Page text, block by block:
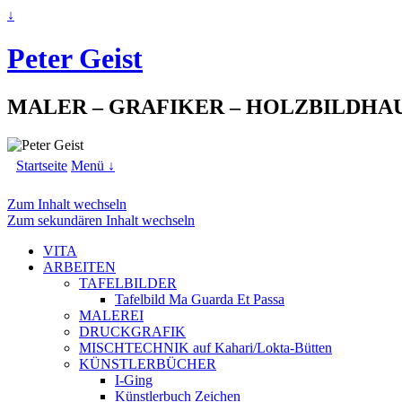
↓
Peter Geist
MALER – GRAFIKER –
Startseite Menü ↓
Zum Inhalt wechseln
Zum sekundären Inhalt wechseln
VITA
ARBEITEN
TAFELBILDER
Tafelbild Ma Guarda Et Passa
MALEREI
DRUCKGRAFIK
MISCHTECHNIK auf Kahari/Lokta-Bütten
KÜNSTLERBÜCHER
I-Ging
Künstlerbuch Zeichen